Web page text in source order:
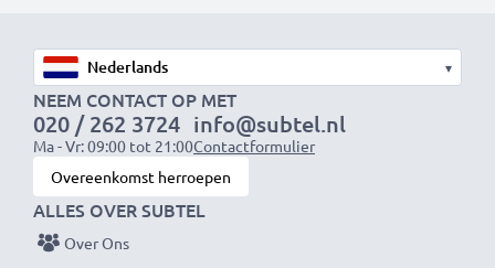
Bestel nu!
▾
NEEM CONTACT OP MET
020 / 262 3724
Ma - Vr: 09:00 tot 21:00
info@subtel.nl
Contactformulier
Overeenkomst herroepen
ALLES OVER SUBTEL
Over Ons